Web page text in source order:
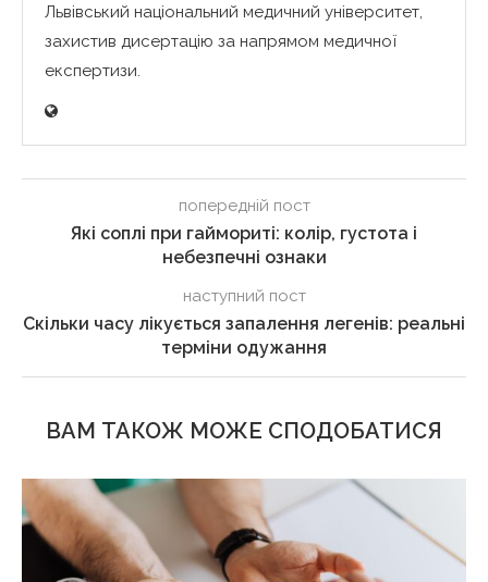
Львівський національний медичний університет,
захистив дисертацію за напрямом медичної
експертизи.
попередній пост
Які соплі при гаймориті: колір, густота і
небезпечні ознаки
наступний пост
Скільки часу лікується запалення легенів: реальні
терміни одужання
ВАМ ТАКОЖ МОЖЕ СПОДОБАТИСЯ